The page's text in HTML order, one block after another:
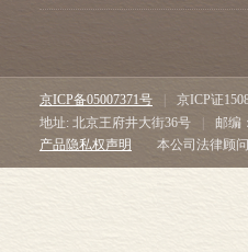
京ICP备05007371号 京ICP证
地址: 北京王府井大街36号
邮编
产品隐私权声明
本公司法律顾